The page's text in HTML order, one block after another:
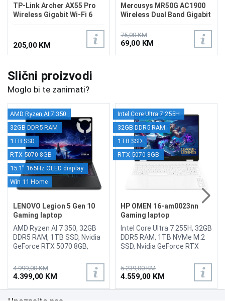
TP-Link Archer AX55 Pro
Wireless Gigabit Wi-Fi 6
Router
205,00 KM
Mercusys MR50G AC1900
Wireless Dual Band Gigabit
Router
75,00 KM
69,00 KM
Slični proizvodi
Moglo bi te zanimati?
AMD Ryzen AI 7 350
32GB DDR5 RAM
1TB SSD
RTX 5070 8GB
15.1" 165Hz OLED display
Win 11 Home
LENOVO Legion 5 Gen 10
Gaming laptop
83F1CTO1WW/1TB
AMD Ryzen AI 7 350, 32GB
DDR5 RAM, 1TB SSD, Nvidia
GeForce RTX 5070 8GB,
OLED 165Hz display,
Webcam 1080p IR webcam
E-Shutter privacy switch,
Wi-Fi7, Bluetooth 5.4, LAN, 2
4.999,00 KM
4.399,00 KM
Intel Core Ultra 7 255H
32GB DDR5 RAM
1TB SSD
RTX 5070 8GB
HP OMEN 16-am0023nn
Gaming laptop
C8NK4EA/32GB
Intel Core Ultra 7 255H, 32GB
DDR5 RAM, 1TB NVMe M.2
SSD, Nvidia GeForce RTX
144Hz IPS display (anti-
glare, 300 nits), WebCam
1080p, LAN, WiFi 6E,
Bluetooth 5.3, HDMI 2.1, USB
5.239,00 KM
4.559,00 KM